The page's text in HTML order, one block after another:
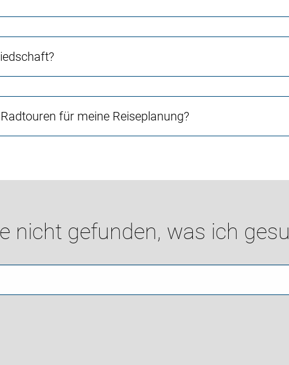
für meine Reiseplanung?
nicht gefunden, was ich